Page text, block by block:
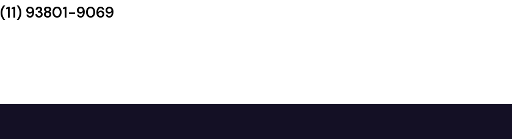
(11) 93801-9069